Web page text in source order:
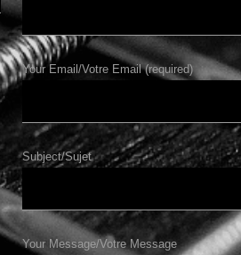
Your Email/Votre Email (required)
Subject/Sujet
Your Message/Votre Message